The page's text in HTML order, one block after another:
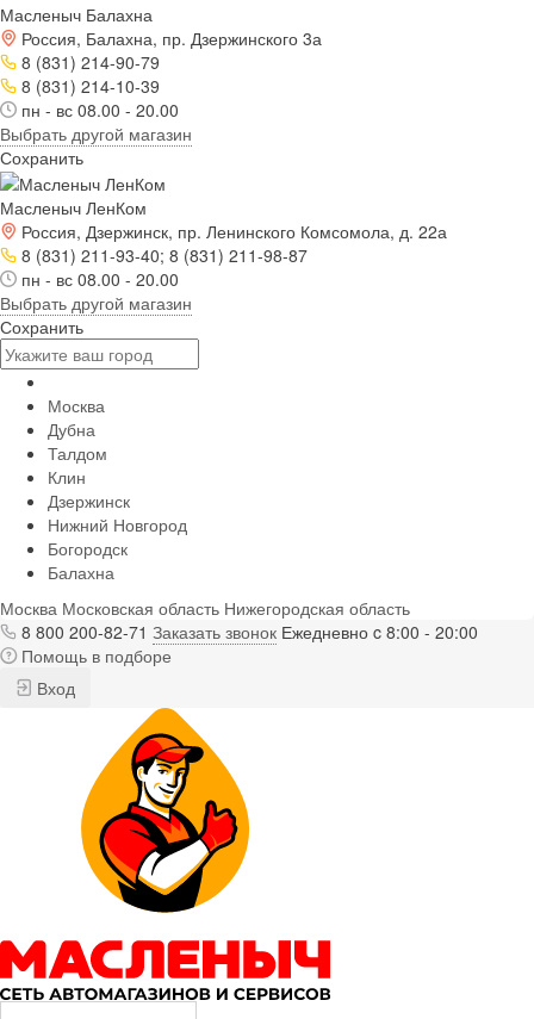
Масленыч Балахна
Россия, Балахна, пр. Дзержинского 3а
8 (831) 214-90-79
8 (831) 214-10-39
пн - вс 08.00 - 20.00
Выбрать другой магазин
Сохранить
Масленыч ЛенКом
Россия, Дзержинск, пр. Ленинского Комсомола, д. 22а
8 (831) 211-93-40; 8 (831) 211-98-87
пн - вс 08.00 - 20.00
Выбрать другой магазин
Сохранить
Москва
Дубна
Талдом
Клин
Дзержинск
Нижний Новгород
Богородск
Балахна
Москва Московская область Нижегородская область
8 800 200-82-71 Заказать звонок Ежедневно c 8:00 - 20:00
Помощь в подборе
Вход